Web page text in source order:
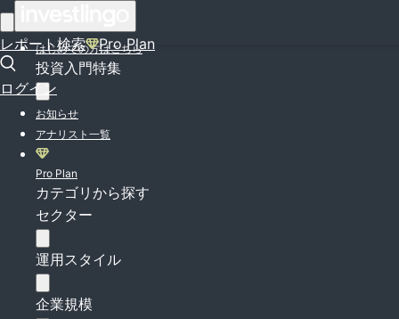
レポート検索 Pro Plan
ログイン
はじめての方はこちら
投資入門特集
お知らせ
アナリスト一覧
Pro Plan
カテゴリから探す
セクター
運用スタイル
企業規模